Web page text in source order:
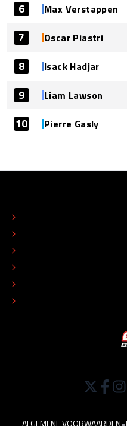
6 Max Verstappen
7 Oscar Piastri
8 Isack Hadjar
9 Liam Lawson
10 Pierre Gasly
ALGEMENE VOORWAARDEN•